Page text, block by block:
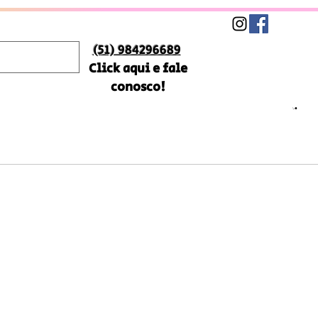
(51) 984296689
Click aqui e fale
conosco!